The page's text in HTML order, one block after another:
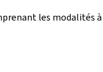
les modalités